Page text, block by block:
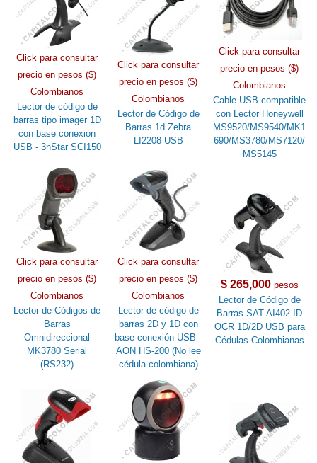
Click para consultar
precio en pesos ($)
Colombianos
Lector de código de
barras tipo imager 1D
con base conexión
USB - 3nStar SCI150
Click para consultar
precio en pesos ($)
Colombianos
Lector de Código de
Barras 1d Zebra
LI2208 USB
Click para consultar
precio en pesos ($)
Colombianos
Cable USB compatible
con Lector Honeywell
MS9520/MS9540/MK1
690/MS3780/MS7120/
MS5145
Click para consultar
precio en pesos ($)
Colombianos
Lector de Códigos de
Barras
Omnidireccional
MK3780 Serial
(RS232)
Click para consultar
precio en pesos ($)
Colombianos
Lector de código de
barras 2D y 1D con
base conexión USB -
AON HS-200 (No lee
cédula colombiana)
$ 265,000pesos
Lector de Código de
Barras SAT AI402 ID
OCR 1D/2D USB para
Cédulas Colombianas